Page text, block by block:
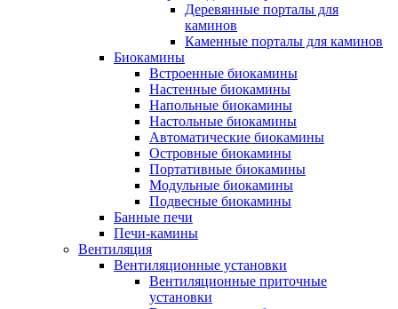
Деревянные порталы для
каминов
Каменные порталы для каминов
Биокамины
Встроенные биокамины
Настенные биокамины
Напольные биокамины
Настольные биокамины
Автоматические биокамины
Островные биокамины
Портативные биокамины
Модульные биокамины
Подвесные биокамины
Банные печи
Печи-камины
Вентиляция
Вентиляционные установки
Вентиляционные приточные
установки